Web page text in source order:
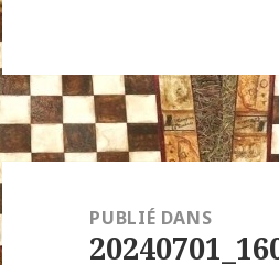
Navigation
de
l’article
PUBLIÉ DANS